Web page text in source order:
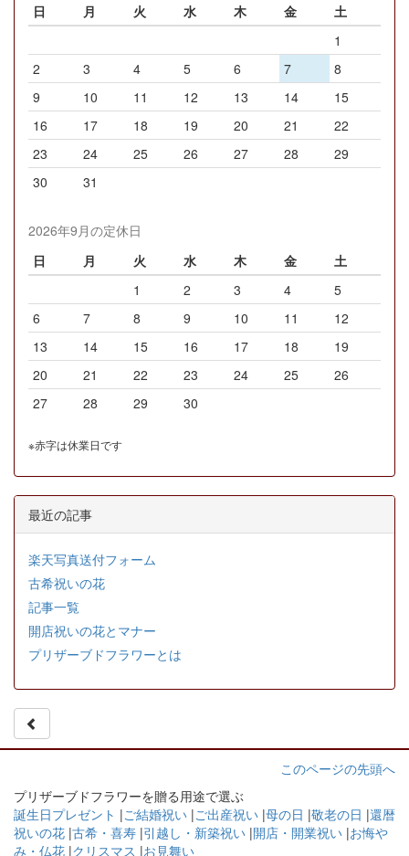
日
月 火 水 木 金
土
1
2
3 4 5 6 7
8
9
10 11 12 13 14
15
16
17 18 19 20 21
22
23
24 25 26 27 28
29
30
31
2026年9月の定休日
日
月 火 水 木 金
土
1
2 3 4
5
6
7 8 9 10 11
12
13
14 15 16 17 18
19
20
21 22 23 24 25
26
27
28 29 30
※赤字は休業日です
最近の記事
楽天写真送付フォーム
古希祝いの花
記事一覧
開店祝いの花とマナー
プリザーブドフラワーとは
このページの先頭へ
プリザーブドフラワーを贈る用途で選ぶ
誕生日プレゼント |ご結婚祝い |ご出産祝い |母の日 |敬老の日 |還暦
祝いの花 |古希・喜寿 |引越し・新築祝い |開店・開業祝い |お悔や
み・仏花 |クリスマス |お見舞い